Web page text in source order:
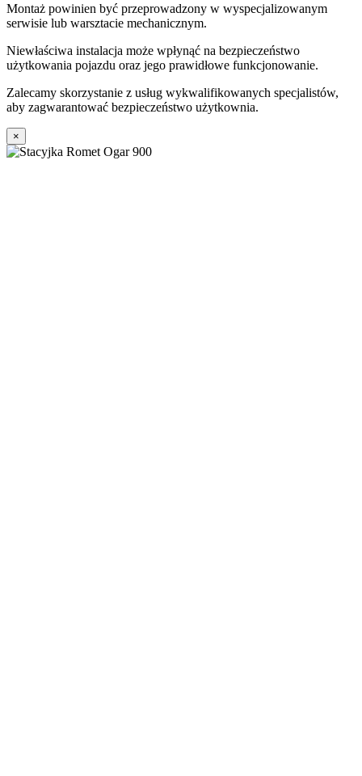
Montaż powinien być przeprowadzony w wyspecjalizowanym
serwisie lub warsztacie mechanicznym.
Niewłaściwa instalacja może wpłynąć na bezpieczeństwo
użytkowania pojazdu oraz jego prawidłowe funkcjonowanie.
Zalecamy skorzystanie z usług wykwalifikowanych specjalistów,
aby zagwarantować bezpieczeństwo użytkownia.
×